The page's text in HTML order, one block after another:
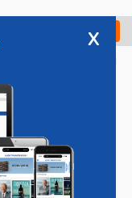
Check in
Vacatures
x